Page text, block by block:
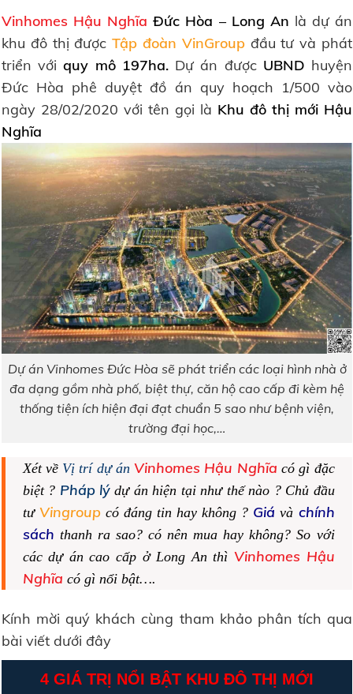
Vinhomes Hậu NghĩaĐức Hòa –Long An là dự án
khu đô thị đượcTập đoàn VinGroupđầu tư và phát
triển vớiquy mô 197ha.Dự án được UBND huyện
Đức Hòa phê duyệt đồ án quy hoạch 1/500 vào
ngày 28/02/2020 với tên gọi là Khu đô thị mới Hậu
Nghĩa
Dự án Vinhomes Đức Hòa sẽ phát triển các loại hình nhà ở
đa dạng gồm nhà phố, biệt thự, căn hộ cao cấp đi kèm hệ
thống tiện ích hiện đại đạt chuẩn 5 sao như bệnh viện,
trường đại học,…
Xét vềVị trí dự án Vinhomes Hậu Nghĩa có gì đặc
biệt ? Pháp lýdự án hiện tại như thế nào ? Chủ đầu
tư Vingroup có đáng tin hay không ? Giá và chính
sách thanh ra sao? có nên mua hay không? So với
các dự án cao cấp ở Long An thì Vinhomes Hậu
Nghĩa có gì nổi bật….
Kính mời quý khách cùng tham khảo phân tích qua
bài viết dưới đây
4 GIÁ TRỊ NỔI BẬT KHU ĐÔ THỊ MỚI